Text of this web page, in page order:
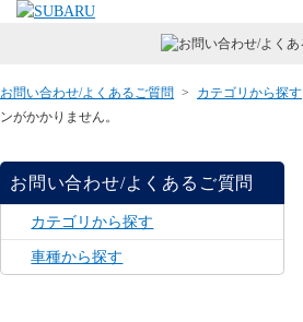
お問い合わせ/よくあるご質問 > カテゴリから探す
ンがかかりません。
お問い合わせ/よくあるご質問
カテゴリから探す
車種から探す